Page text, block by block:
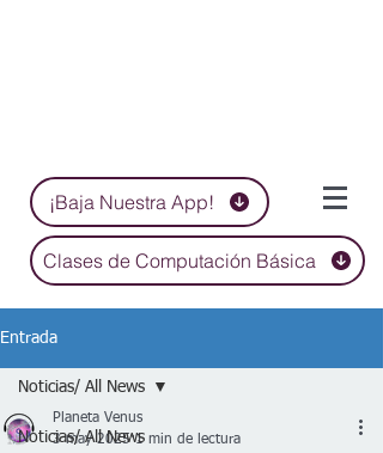
¡Baja Nuestra App!
Clases de Computación Básica
Entrada
Noticias/ All News
Noticias/ All News
Planeta Venus
3 may 2025 1 min de lectura